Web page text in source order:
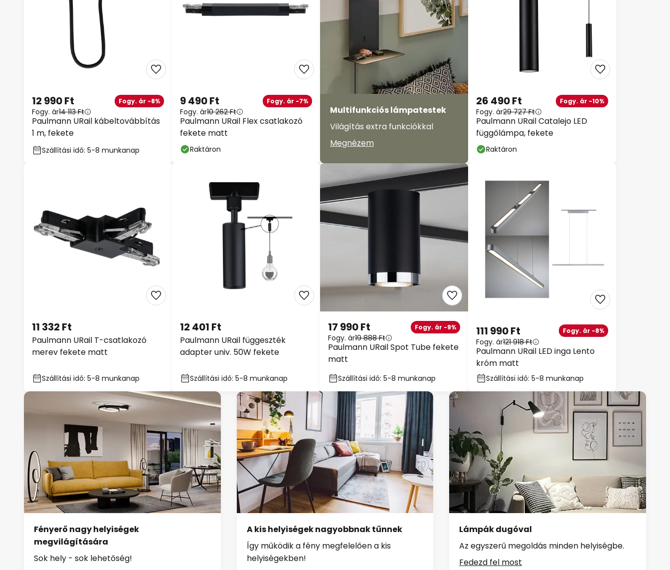
Paulmann URail kábeltovábbítás
1 m, fekete
12 990 Ft Fogy. ár -8%
Fogy. ár14 113 Ft
Szállítási idő: 5-8 munkanap
Paulmann URail Flex csatlakozó
fekete matt
9 490 Ft Fogy. ár -7%
Fogy. ár10 262 Ft
Raktáron
Multifunkciós lámpatestek
Világítás extra funkciókkal
Megnézem
Paulmann URail Catalejo LED
függőlámpa, fekete
26 490 Ft Fogy. ár -10%
Fogy. ár29 727 Ft
Raktáron
Paulmann URail T-csatlakozó
merev fekete matt
11 332 Ft
Szállítási idő: 5-8 munkanap
Paulmann URail függeszték
adapter univ. 50W fekete
12 401 Ft
Szállítási idő: 5-8 munkanap
Paulmann URail Spot Tube fekete
matt
17 990 Ft Fogy. ár -9%
Fogy. ár19 888 Ft
Szállítási idő: 5-8 munkanap
Paulmann URail LED inga Lento
króm matt
111 990 Ft Fogy. ár -8%
Fogy. ár121 918 Ft
Szállítási idő: 5-8 munkanap
Fényerő nagy helyiségek
megvilágítására
Sok hely - sok lehetőség!
A kis helyiségek nagyobbnak tűnnek
Így működik a fény megfelelően a kis
helyiségekben!
Lámpák dugóval
Az egyszerű megoldás minden helyiségbe.
Fedezd fel most